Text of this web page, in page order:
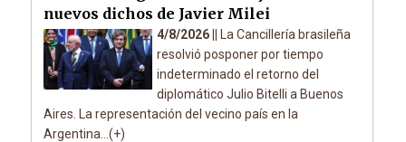
nuevos dichos de Javier Milei
4/8/2026 ||
La Cancillería brasileña
resolvió posponer por tiempo
indeterminado el retorno del
diplomático Julio Bitelli a Buenos
Aires. La representación del vecino país en la
Argentina...(+)